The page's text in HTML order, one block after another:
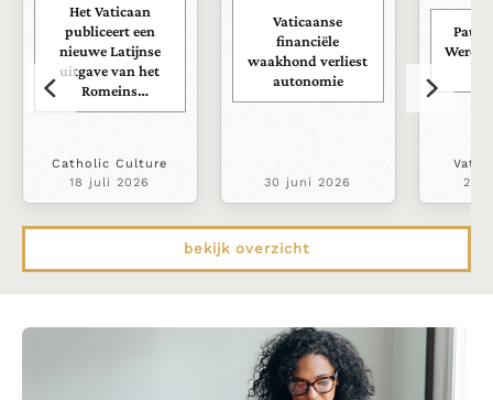
Het Vaticaan
publiceert een
nieuwe Latijnse
uitgave van het
Romeins
martyrologium
Catholic Culture
18 juli 2026
Vaticaanse
financiële
waakhond verliest
autonomie
30 juni 2026
Paus
22
bekijk overzicht